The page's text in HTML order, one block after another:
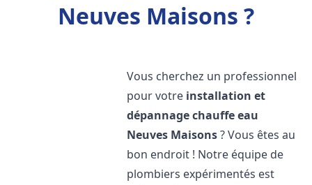
Neuves Maisons ?
Vous cherchez un professionnel
pour votre installation et
dépannage chauffe eau
Neuves Maisons? Vous êtes au
bon endroit ! Notre équipe de
plombiers expérimentés est